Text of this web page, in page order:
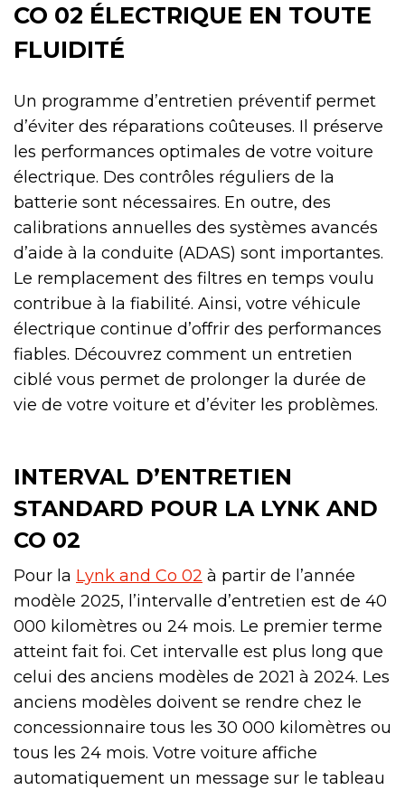
CO 02 ÉLECTRIQUE EN TOUTE
FLUIDITÉ
Un programme d’entretien préventif permet
d’éviter des réparations coûteuses. Il préserve
les performances optimales de votre voiture
électrique. Des contrôles réguliers de la
batterie sont nécessaires. En outre, des
calibrations annuelles des systèmes avancés
d’aide à la conduite (ADAS) sont importantes.
Le remplacement des filtres en temps voulu
contribue à la fiabilité. Ainsi, votre véhicule
électrique continue d’offrir des performances
fiables. Découvrez comment un entretien
ciblé vous permet de prolonger la durée de
vie de votre voiture et d’éviter les problèmes.
INTERVAL D’ENTRETIEN
STANDARD POUR LA LYNK AND
CO 02
Pour la Lynk and Co 02 à partir de l’année
modèle 2025, l’intervalle d’entretien est de 40
000 kilomètres ou 24 mois. Le premier terme
atteint fait foi. Cet intervalle est plus long que
celui des anciens modèles de 2021 à 2024. Les
anciens modèles doivent se rendre chez le
concessionnaire tous les 30 000 kilomètres ou
tous les 24 mois. Votre voiture affiche
automatiquement un message sur le tableau